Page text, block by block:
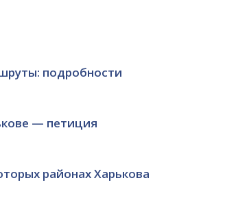
подробности
— петиция
районах Харькова